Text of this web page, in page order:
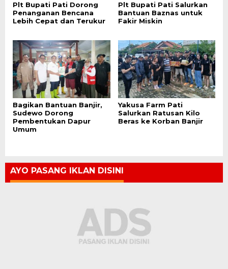
Plt Bupati Pati Dorong
Penanganan Bencana
Lebih Cepat dan Terukur
Plt Bupati Pati Salurkan
Bantuan Baznas untuk
Fakir Miskin
Bagikan Bantuan Banjir,
Sudewo Dorong
Pembentukan Dapur
Umum
Yakusa Farm Pati
Salurkan Ratusan Kilo
Beras ke Korban Banjir
AYO PASANG IKLAN DISINI